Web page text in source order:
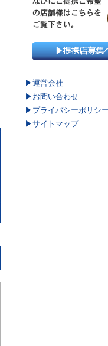
運営会社
お問い合わせ
プライバシーポリシー
サイトマップ